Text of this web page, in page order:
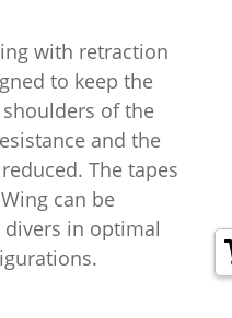
with retraction
to keep the
of the
and the
The tapes
can be
in optimal